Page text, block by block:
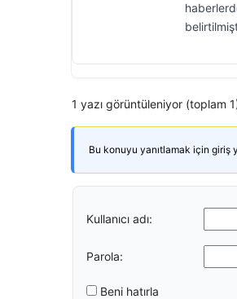
1 yazı görüntüleniyor (toplam
Bu konuyu yanıtlamak için giriş
Kullanıcı adı:
Parola:
Beni hatırla